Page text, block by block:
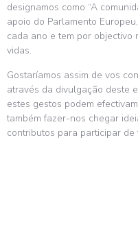
designamos como “A
apoio do Parlamento
cada ano e tem por
vidas.
Gostaríamos assim de vos
através da divulgação deste
estes gestos podem
também fazer-nos chegar
contributos para participar